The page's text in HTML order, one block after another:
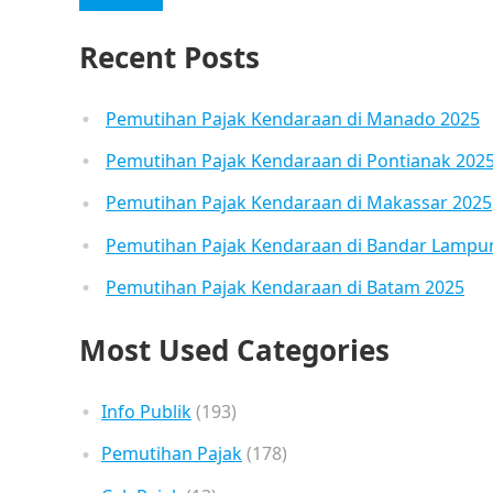
Recent Posts
Pemutihan Pajak Kendaraan di Manado 2025
Pemutihan Pajak Kendaraan di Pontianak
Pemutihan Pajak Kendaraan di Makassar 2025
Pemutihan Pajak Kendaraan di Bandar
Pemutihan Pajak Kendaraan di Batam 2025
Most Used Categories
Info Publik(193)
Pemutihan Pajak(178)